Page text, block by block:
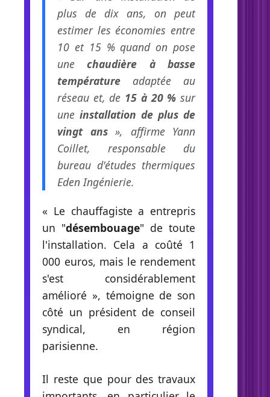
plus de dix ans, on peut
estimer les économies entre
10 et 15 % quand on pose
unechaudière à basse
température adaptée au
réseau et, de 15 à 20 %sur
uneinstallation de plus de
vingt ans», affirme Yann
Coillet, responsable du
bureau d'études thermiques
Eden Ingénierie.
« Le chauffagiste a entrepris
un "désembouage" de toute
l'installation. Cela a coûté 1
000 euros, mais le rendement
s'est considérablement
amélioré », témoigne de son
côté un président de conseil
syndical, en région
parisienne.
Il reste que pour des travaux